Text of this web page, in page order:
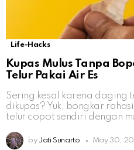
Life-Hacks
Kupas Mulus Tanpa
Telur Pakai Air Es
Sering kesal karena daging
dikupas? Yuk, bongkar
telur copot sendiri dengan
by Jati Sunarto May 30,